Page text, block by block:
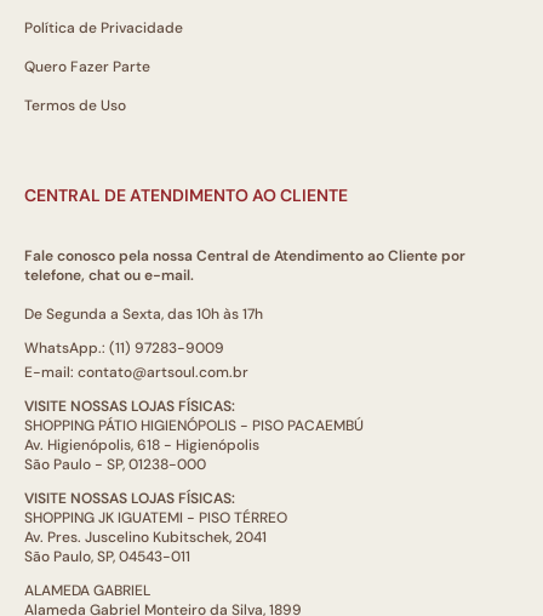
Política de Privacidade
Quero Fazer Parte
Termos de Uso
CENTRAL DE ATENDIMENTO AO CLIENTE
Fale conosco pela nossa Central de Atendimento ao Cliente por
telefone, chat ou e-mail.
De Segunda a Sexta, das 10h às 17h
WhatsApp.: (11) 97283-9009
E-mail: contato@artsoul.com.br
VISITE NOSSAS LOJAS FÍSICAS:
SHOPPING PÁTIO HIGIENÓPOLIS - PISO PACAEMBÚ
Av. Higienópolis, 618 - Higienópolis
São Paulo - SP, 01238-000
VISITE NOSSAS LOJAS FÍSICAS:
SHOPPING JK IGUATEMI - PISO TÉRREO
Av. Pres. Juscelino Kubitschek, 2041
São Paulo, SP, 04543-011
ALAMEDA GABRIEL
Alameda Gabriel Monteiro da Silva, 1899